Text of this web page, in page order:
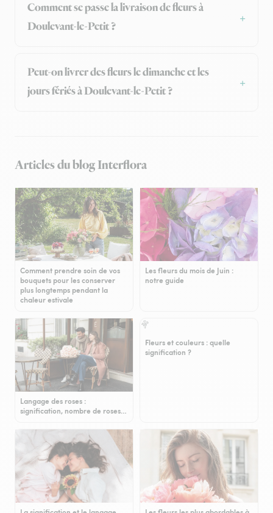
Comment se passe la livraison de fleurs à
Doulevant-le-Petit ?
Peut-on livrer des fleurs le dimanche et les
jours fériés à Doulevant-le-Petit ?
Articles du blog Interflora
Comment prendre soin de vos
bouquets pour les conserver
plus longtemps pendant la
chaleur estivale
Les fleurs du mois de Juin :
notre guide
Langage des roses :
signification, nombre de roses…
Fleurs et couleurs : quelle
signification ?